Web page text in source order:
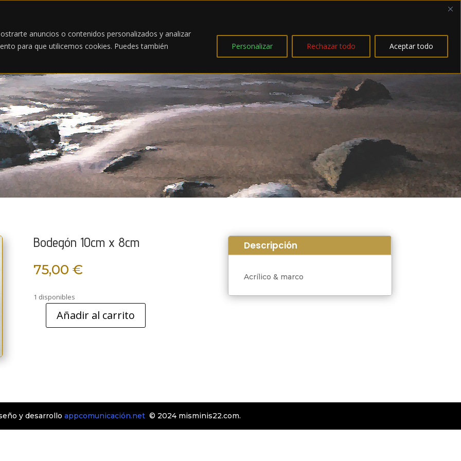
anuncios o contenidos personalizados y analizar
para que utilicemos cookies. Puedes también
Personalizar Rechazar todo Aceptar todo
Bodegón 10cm x 8cm
75,00 €
1 disponibles
BodegónAñadir al carrito
Descripción
Acrílico & marco
y desarrollo appcomunicación.net© 2024 misminis22.com.